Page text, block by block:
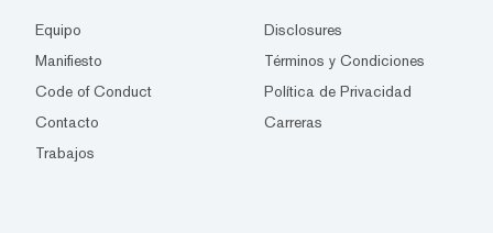
Equipo
Disclosures
Manifiesto
Términos y Condiciones
Code of Conduct
Política de Privacidad
Contacto
Carreras
Trabajos